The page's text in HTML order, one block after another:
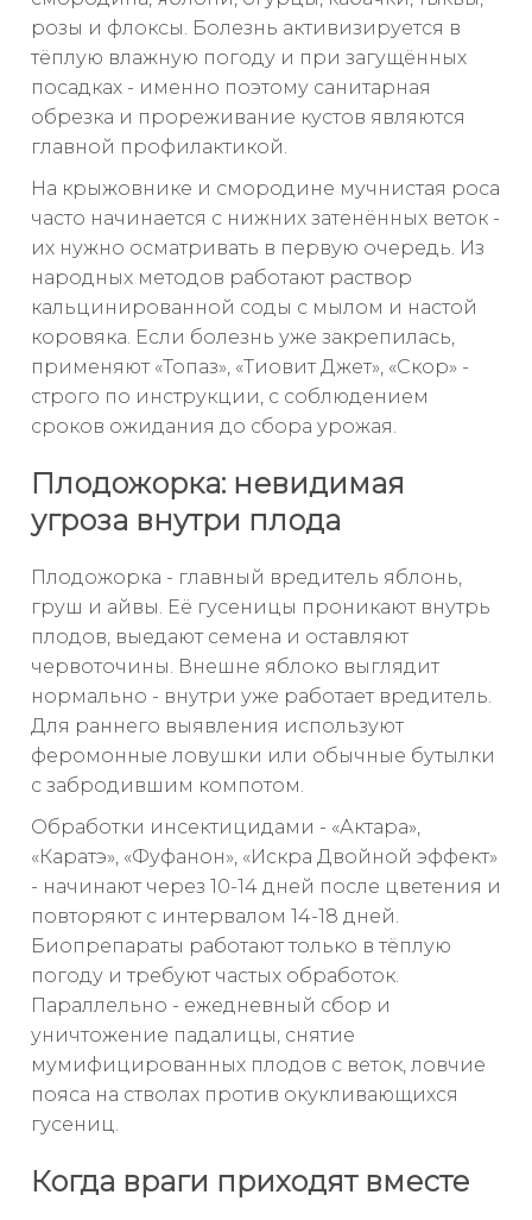
розы и флоксы. Болезнь активизируется в
тёплую влажную погоду и при загущённых
посадках - именно поэтому санитарная
обрезка и прореживание кустов являются
главной профилактикой.
На крыжовнике и смородине мучнистая роса
часто начинается с нижних затенённых веток -
их нужно осматривать в первую очередь. Из
народных методов работают раствор
кальцинированной соды с мылом и настой
коровяка. Если болезнь уже закрепилась,
применяют «Топаз», «Тиовит Джет», «Скор» -
строго по инструкции, с соблюдением
сроков ожидания до сбора урожая.
Плодожорка: невидимая
угроза внутри плода
Плодожорка - главный вредитель яблонь,
груш и айвы. Её гусеницы проникают внутрь
плодов, выедают семена и оставляют
червоточины. Внешне яблоко выглядит
нормально - внутри уже работает вредитель.
Для раннего выявления используют
феромонные ловушки или обычные бутылки
с забродившим компотом.
Обработки инсектицидами - «Актара»,
«Каратэ», «Фуфанон», «Искра Двойной эффект»
- начинают через 10-14 дней после цветения и
повторяют с интервалом 14-18 дней.
Биопрепараты работают только в тёплую
погоду и требуют частых обработок.
Параллельно - ежедневный сбор и
уничтожение падалицы, снятие
мумифицированных плодов с веток, ловчие
пояса на стволах против окукливающихся
гусениц.
Когда враги приходят вместе